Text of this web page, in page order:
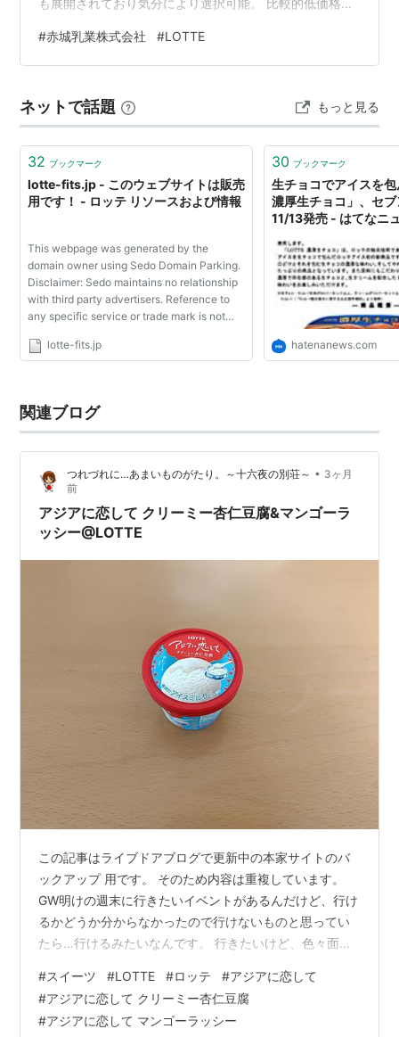
も展開されており気分により選択可能。 比較的低価格帯
『あずきバー』も忘れてはいけません。 私の中でこの4
商品は100円以下の階級では【お手軽棒付きアイス四天
#赤城乳業株式会社 #LOTTE
ネットで話題 もっと見る
32 ブックマーク
lotte-fits.jp - このウェブサイトは販売
用です！ - ロッテ リソースおよび情報
This webpage was generated by the
domain owner using Sedo Domain Parking.
Disclaimer: Sedo maintains no relationship
with third party advertisers. Reference to
any specific service or trade mark is not
imply its association, endorsement or
lotte-fits.jp
30 ブックマーク
生チョコでアイスを
濃厚生チョコ」、セ
11/13発売 - はてなニ
hatenanews.com
関連ブログ
つれづれに…あまいものがたり。～十六夜の別荘～ • 3ヶ月
前
アジアに恋して クリーミー杏仁豆腐&マンゴーラ
ッシー@LOTTE
この記事はライブドアブログで更新中の本家サイトのバ
ックアップ 用です。 そのため内容は重複しています。
GW明けの週末に行きたいイベントがあるんだけど、行け
るかどうか分からなかったので行けないものと思ってい
たら…行けるみたいなんです。 行きたいけど、色々面倒
くかどうかは決めかねていたのですが、ホテルがGW明け
と言うこともあり比較的安かったので予約しました。 イ
ベント会場へ行くかどうかは別として、行きたいとこも
#スイーツ #LOTTE #ロッテ #アジアに恋して
#アジアに恋して クリーミー杏仁豆腐
#アジアに恋して マンゴーラッシー